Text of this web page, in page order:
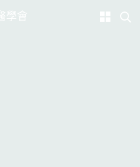
學會